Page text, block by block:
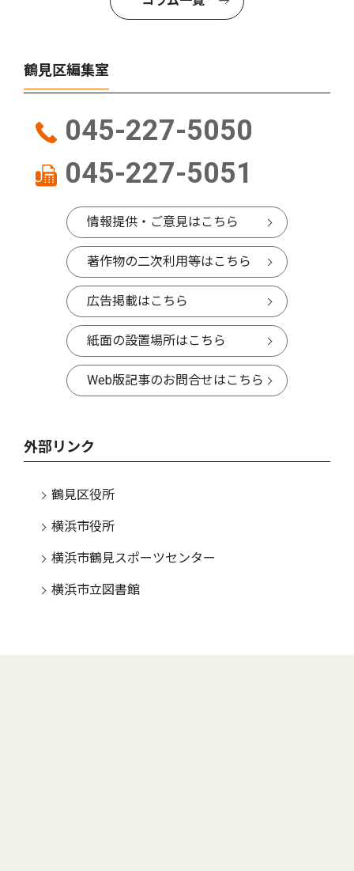
鶴見区編集室
045-227-5050
045-227-5051
情報提供・ご意見はこちら
著作物の二次利用等はこちら
広告掲載はこちら
紙面の設置場所はこちら
Web版記事のお問合せはこちら
外部リンク
鶴見区役所
横浜市役所
横浜市鶴見スポーツセンター
横浜市立図書館